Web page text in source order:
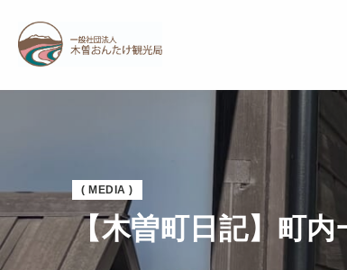
( MEDIA )
【木曽町日記】町